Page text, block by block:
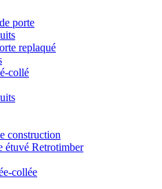
porte
replaqué
collé
construction
étuvé Retrotimber
collée